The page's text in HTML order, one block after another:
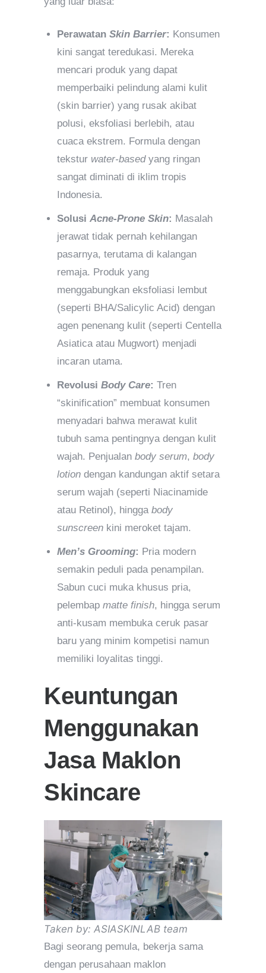
PerawatanSkin Barrier: Konsumen
kini sangat teredukasi. Mereka
mencari produk yang dapat
memperbaiki pelindung alami kulit
(skin barrier) yang rusak akibat
polusi, eksfoliasi berlebih, atau
cuaca ekstrem. Formula dengan
tekstur water-basedyang ringan
sangat diminati di iklim tropis
Indonesia.
SolusiAcne-Prone Skin: Masalah
jerawat tidak pernah kehilangan
pasarnya, terutama di kalangan
remaja. Produk yang
menggabungkan eksfoliasi lembut
(seperti BHA/Salicylic Acid) dengan
agen penenang kulit (seperti Centella
Asiatica atau Mugwort) menjadi
incaran utama.
RevolusiBody Care: Tren
“skinification” membuat konsumen
menyadari bahwa merawat kulit
tubuh sama pentingnya dengan kulit
wajah. Penjualanbody serum,body
lotion dengan kandungan aktif setara
serum wajah (seperti Niacinamide
atau Retinol), hinggabody
sunscreen kini meroket tajam.
Men’s Grooming: Pria modern
semakin peduli pada penampilan.
Sabun cuci muka khusus pria,
pelembapmatte finish, hingga serum
anti-kusam membuka ceruk pasar
baru yang minim kompetisi namun
memiliki loyalitas tinggi.
Keuntungan
Menggunakan
Jasa Maklon
Skincare
Taken by: ASIASKINLAB team
Bagi seorang pemula, bekerja sama
dengan perusahaan maklon